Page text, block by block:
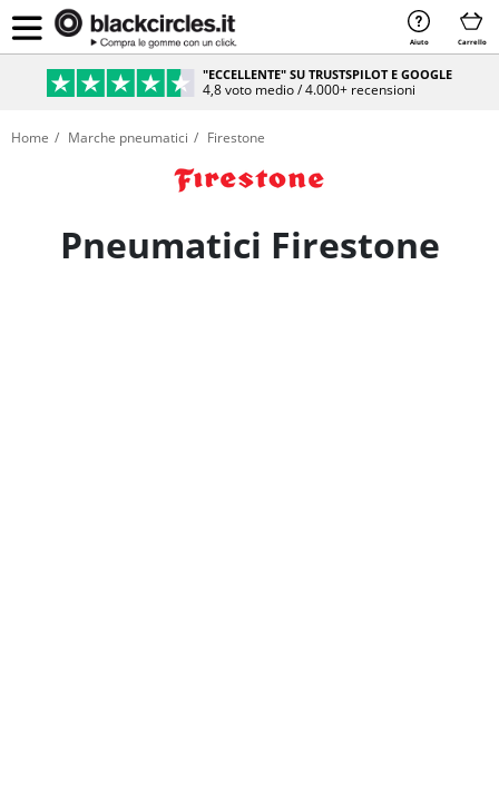
Aiuto Carrello
PAGAMENTO SICURO & RATEIZZABILE
Sicurezza e comodità al 100%
Home Marche pneumatici Firestone
Pneumatici Firestone